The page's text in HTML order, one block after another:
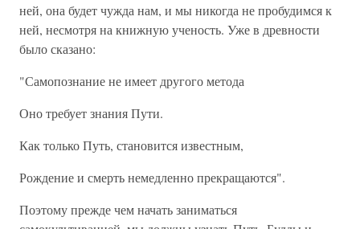
ней, она будет чужда нам, и мы никогда не пробудимся к
ней, несмотря на книжную ученость. Уже в древности
было сказано:
"Самопознание не имеет другого метода
Оно требует знания Пути.
Как только Путь, становится известным,
Рождение и смерть немедленно прекращаются".
Поэтому прежде чем начать заниматься